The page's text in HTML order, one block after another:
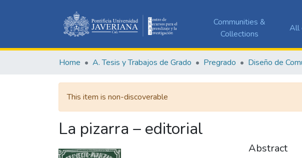
Communities &
Collections
All
Home A. Tesis y Trabajos de Grado Pregrado
This item is non-discoverable
La pizarra – editorial
Abstract